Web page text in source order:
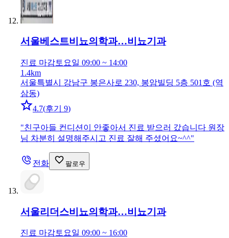
서울베스트비뇨의학과…비뇨기과
진료 마감토요일 09:00 ~ 14:00
1.4km
서울특별시 강남구 봉은사로 230, 봉암빌딩 5층 501호 (역
삼동)
4.7(후기 9)
"친구아들 컨디션이 안좋아서 진료 받으러 갔습니다 원장
님 차분히 설명해주시고 진료 잘해 주셨어요~^^"
전화 팔로우
서울리더스비뇨의학과…비뇨기과
진료 마감토요일 09:00 ~ 16:00